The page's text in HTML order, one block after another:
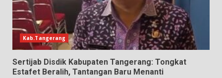
Kab.Tangerang
Sertijab Disdik Kabupaten Tangerang: Tongkat
Estafet Beralih, Tantangan Baru Menanti